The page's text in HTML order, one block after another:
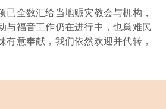
已全数汇给当地赈灾教会与机构，
与福音工作仍在进行中，也爲难民
意奉献，我们依然欢迎并代转，